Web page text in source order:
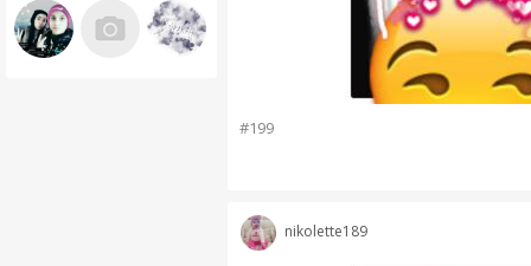
#199
nikolette189